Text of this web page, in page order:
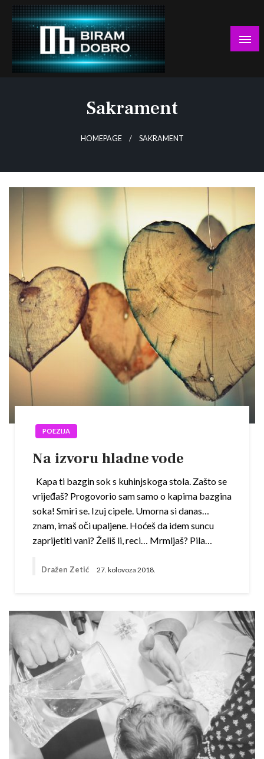
Skip
content
Sakrament
HOMEPAGE SAKRAMENT
POEZIJA
Na izvoru hladne vode
Kapa ti bazgin sok s kuhinjskoga stola. Zašto se
vrijeđaš? Progovorio sam samo o kapima bazgina
soka! Smiri se. Izuj cipele. Umorna si danas…
znam, imaš oči upaljene. Hoćeš da idem suncu
zaprijetiti vani? Želiš li, reci… Mrmljaš? Pila…
Dražen Zetić 27. kolovoza 2018.